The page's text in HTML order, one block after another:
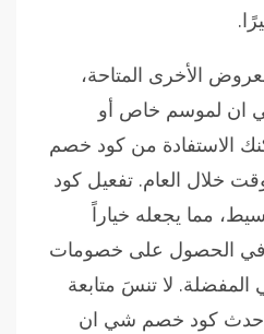
الأخرى المتاحة،
ان لموسم خاص أو
الاستفادة من كود خصم
أي وقت خلال العام. تفعيل كود
مما يجعله خياراً
في الحصول على خصومات
لا تنسَ متابعة
كود خصم شي ان